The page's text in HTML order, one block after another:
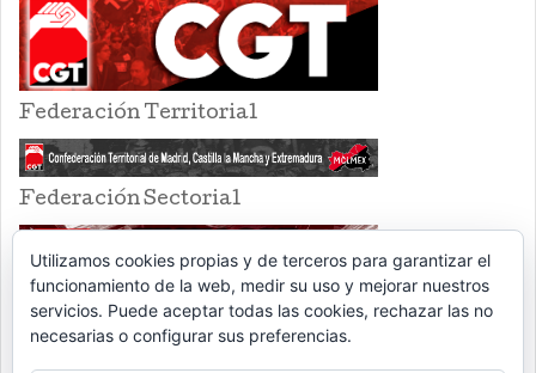
Federación Territorial
Federación Sectorial
Utilizamos cookies propias y de terceros para garantizar el
funcionamiento de la web, medir su uso y mejorar nuestros
servicios. Puede aceptar todas las cookies, rechazar las no
necesarias o configurar sus preferencias.